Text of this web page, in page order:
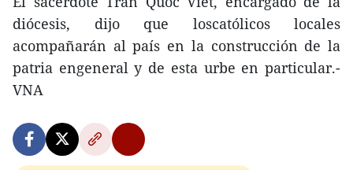
diócesis, dijo que loscatólicos locales
acompañarán al país en la construcción de la
patria engeneral y de esta urbe en particular.-
VNA